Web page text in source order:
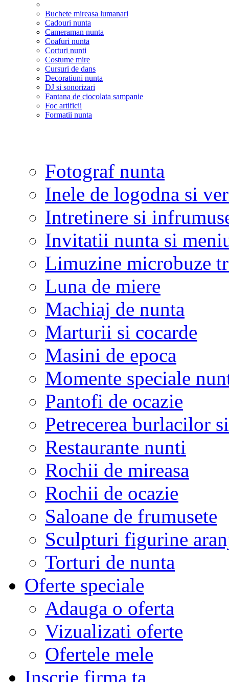
Buchete mireasa lumanari
Cadouri nunta
Cameraman nunta
Coafuri nunta
Corturi nunti
Costume mire
Cursuri de dans
Decoratiuni nunta
DJ si sonorizari
Fantana de ciocolata sampanie
Foc artificii
Formatii nunta
Fotograf nunta
Inele de logodna si
Intretinere si
Invitatii nunta si
Limuzine microbuze
Luna de miere
Machiaj de nunta
Marturii si cocarde
Masini de epoca
Momente speciale
Pantofi de ocazie
Petrecerea burlacilor
Restaurante nunti
Rochii de mireasa
Rochii de ocazie
Saloane de frumusete
Sculpturi figurine
Torturi de nunta
Oferte speciale
Adauga o oferta
Vizualizati oferte
Ofertele mele
Inscrie firma ta